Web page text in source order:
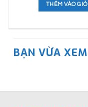
THÊM VÀO GIỎ
BẠN VỪA XEM